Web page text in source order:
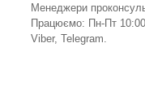
Менеджери
Працюємо: Пн-Пт
Viber, Telegram.